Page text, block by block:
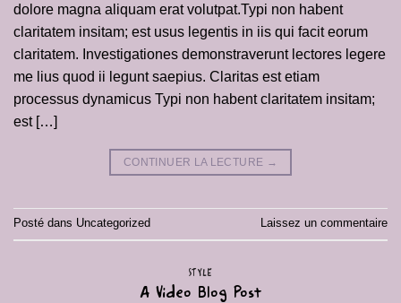
dolore magna aliquam erat volutpat.Typi non habent
claritatem insitam; est usus legentis in iis qui facit eorum
claritatem. Investigationes demonstraverunt lectores legere
me lius quod ii legunt saepius. Claritas est etiam
processus dynamicus Typi non habent claritatem insitam;
est […]
CONTINUER LA LECTURE →
Posté dans Uncategorized Laissez un commentaire
STYLE
A Video Blog Post